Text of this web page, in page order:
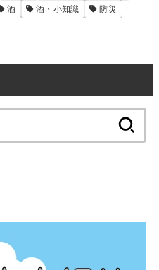
酒 酒・小知識
防災
索: